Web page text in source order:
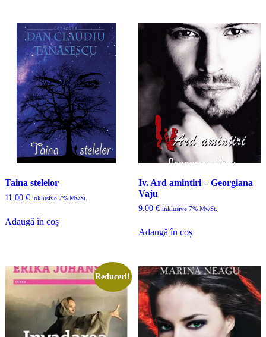
Taina stelelor
11.00 € inklusive 7% MwSt.
Adaugă în coș
Iv. Ard amintiri – Georgiana
Vaju
9.00 € inklusive 7% MwSt.
Adaugă în coș
Reduceri!